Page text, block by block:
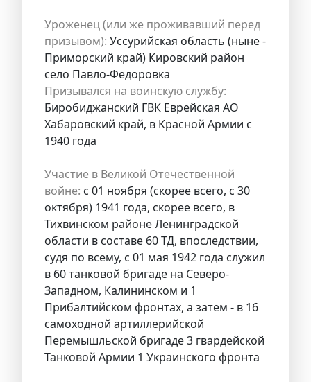
Уроженец (или же проживавший перед
призывом): Уссурийская область (ныне -
Приморский край) Кировский район
село Павло-Федоровка
Призывался на воинскую службу:
Биробиджанский ГВК Еврейская АО
Хабаровский край, в Красной Армии с
1940 года
Участие в Великой Отечественной
войне: с 01 ноября (скорее всего, с 30
октября) 1941 года, скорее всего, в
Тихвинском районе Ленинградской
области в составе 60 ТД, впоследствии,
судя по всему, с 01 мая 1942 года служил
в 60 танковой бригаде на Северо-
Западном, Калининском и 1
Прибалтийском фронтах, а затем - в 16
самоходной артиллерийской
Перемышльской бригаде 3 гвардейской
Танковой Армии 1 Украинского фронта